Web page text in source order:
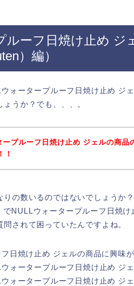
ルーフ日焼け止め ジ
）編）
ォータープルーフ日焼け止め ジ
うか？でも、、、。
プルーフ日焼け止め ジェルの商品
！
りの数いるのではないでしょうか
NULLウォータープルーフ日焼け
されて困っていたんですよね。
日焼け止め ジェルの商品に興味
ォータープルーフ日焼け止め ジ
ォータープルーフ日焼け止め ジ